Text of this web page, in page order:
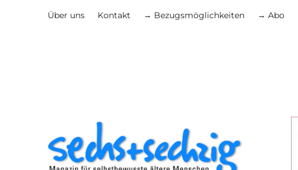
Über uns Kontakt → Bezugsmöglichkeiten → Abo